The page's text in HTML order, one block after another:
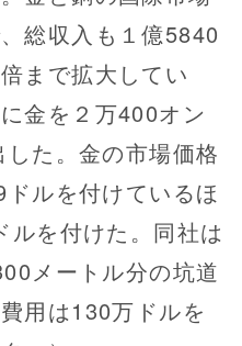
総収入も１億5840
まで拡大してい
金を２万400オン
た。金の市場価格
ルを付けているほ
ルを付けた。同社は
メートル分の坑道
用は130万ドルを